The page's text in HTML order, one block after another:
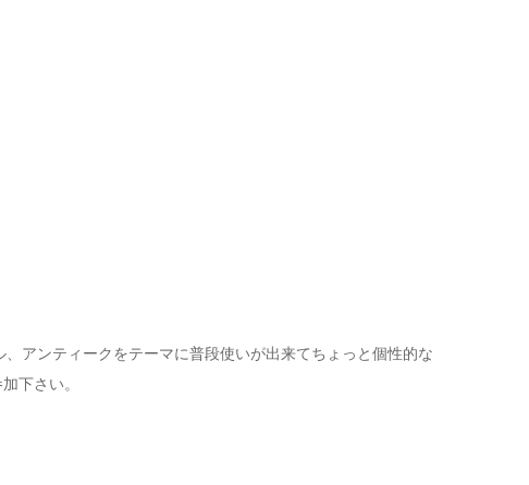
アンティークをテーマに普段使いが出来てちょっと個性的な
下さい。